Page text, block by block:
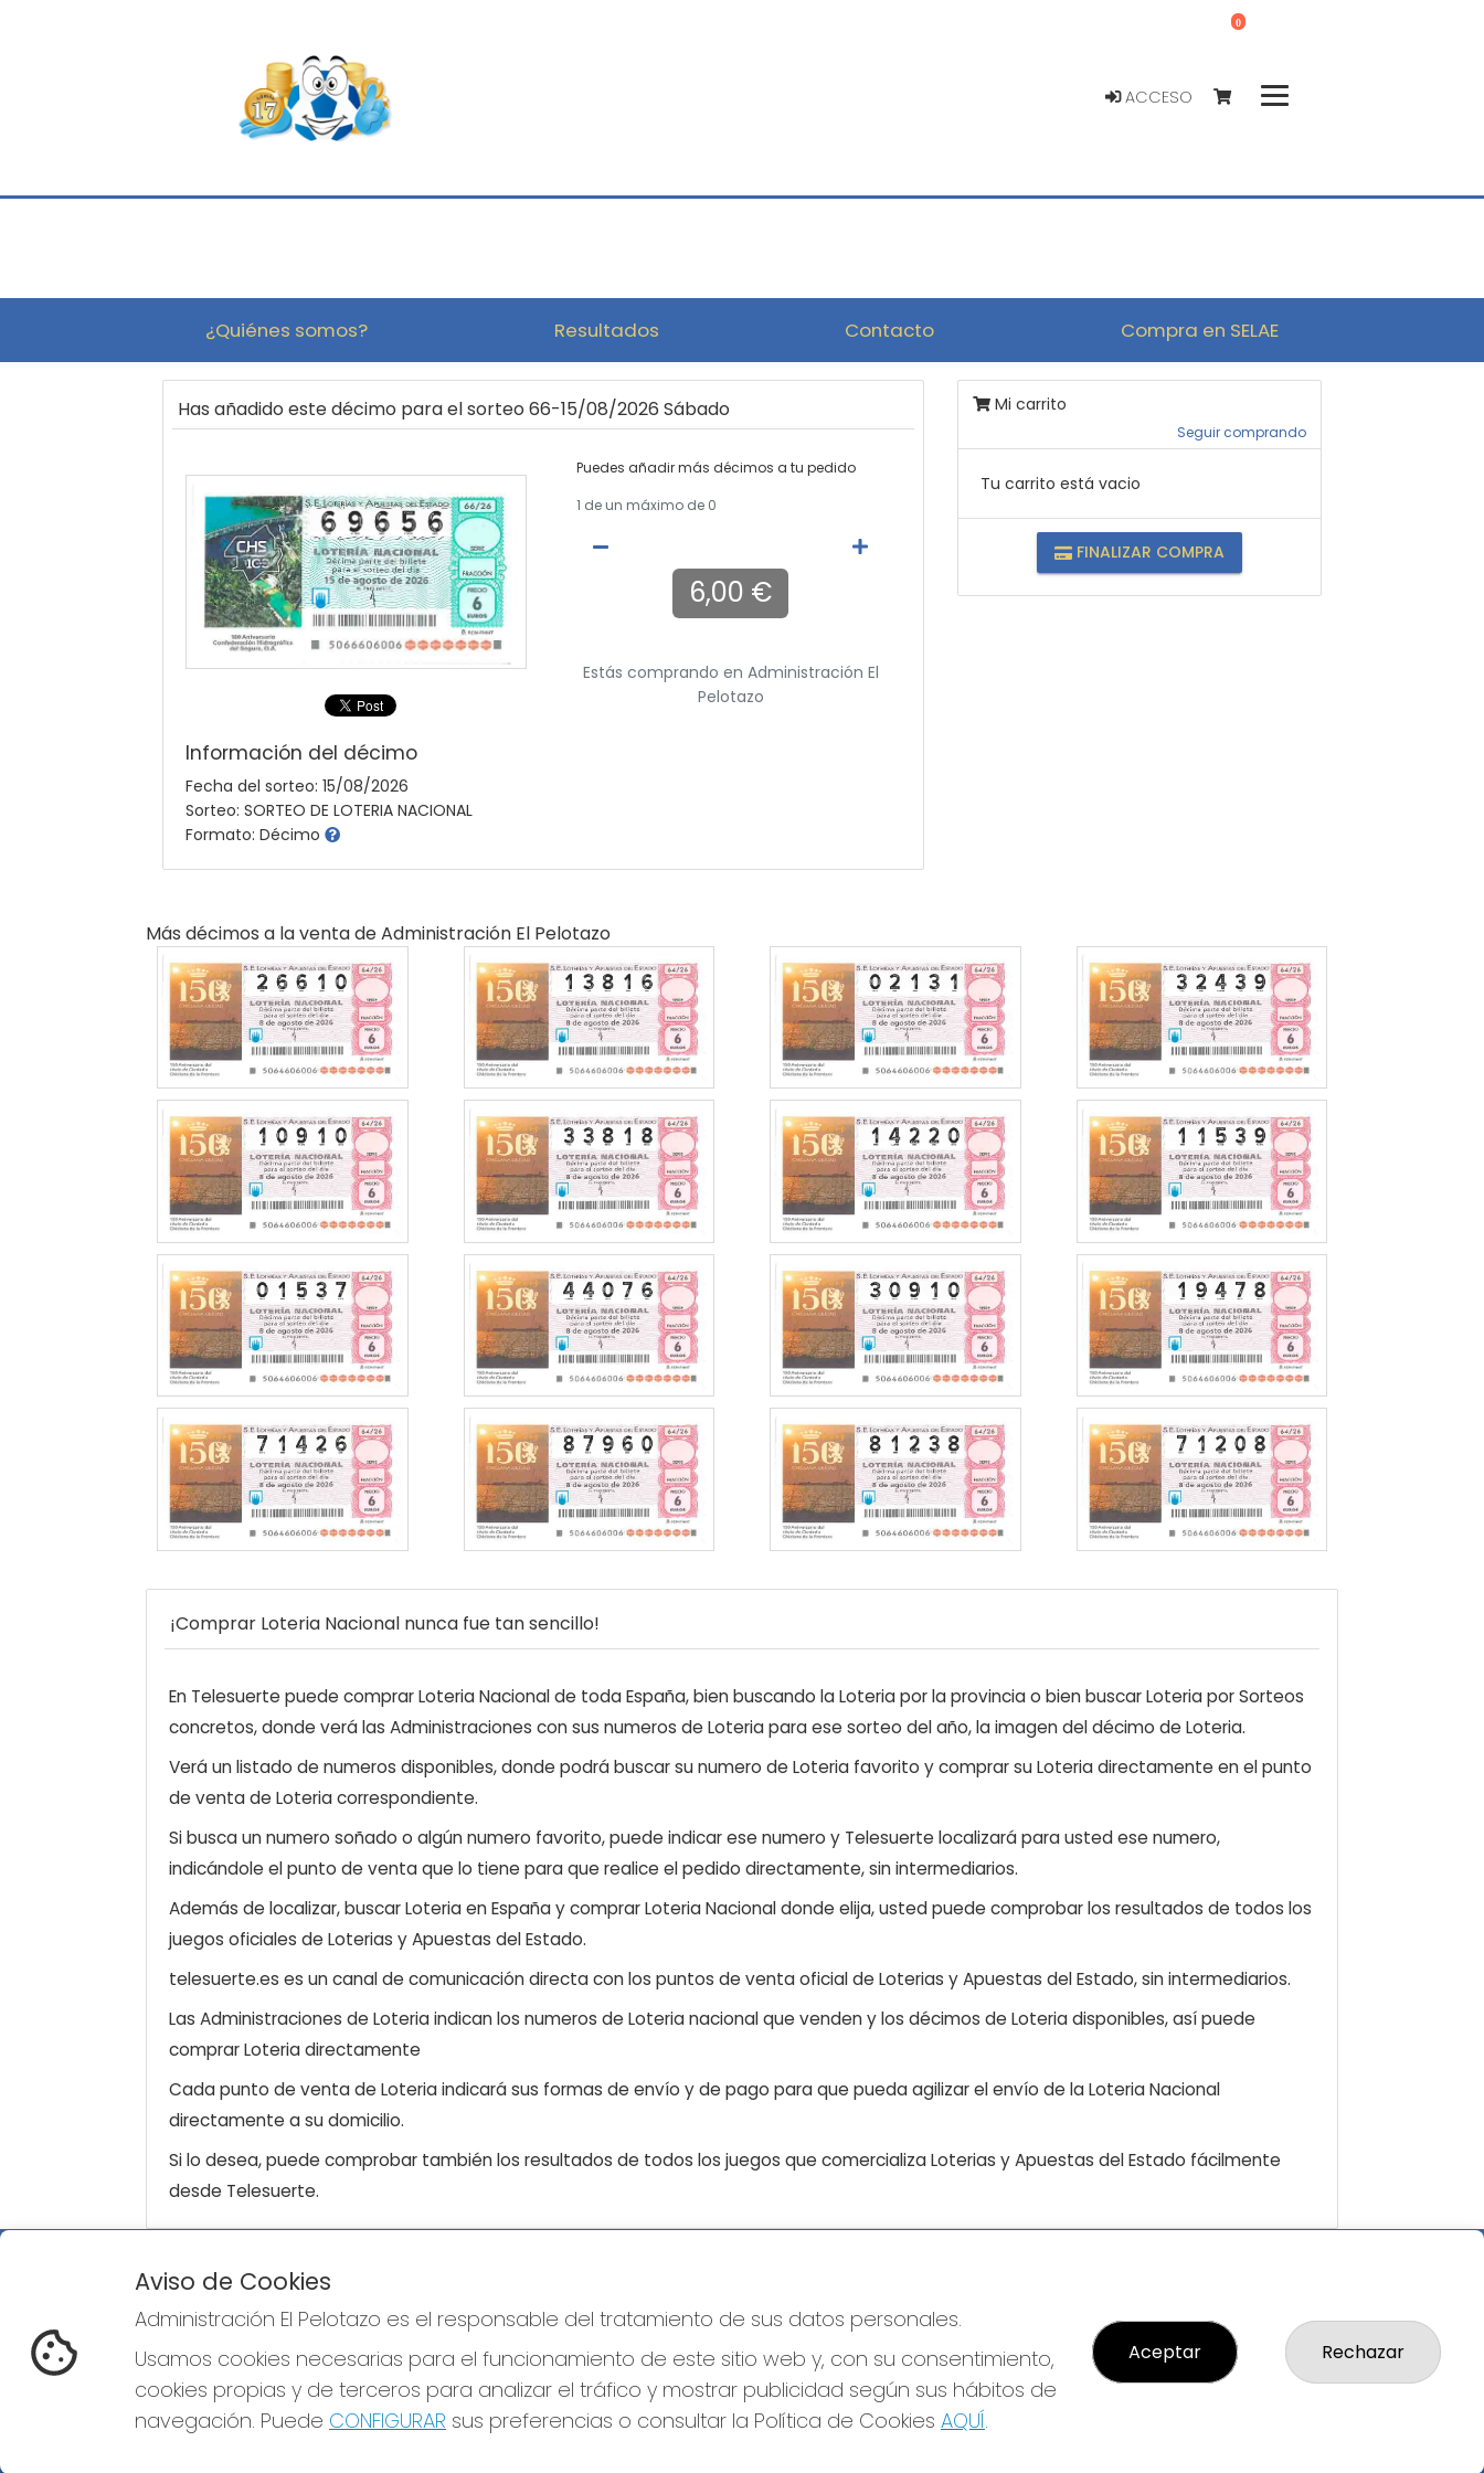
ACCESO
0
¿Quiénes somos? Resultados Contacto Compra en SELAE
Has añadido este décimo para el sorteo 66-15/08/2026 Sábado
Información del décimo
Fecha del sorteo: 15/08/2026
Sorteo: SORTEO DE LOTERIA NACIONAL
Formato: Décimo
Puedes añadir más décimos a tu pedido
1 de un máximo de 0
6,00 €
Estás comprando en Administración El
Pelotazo
Mi carrito
Seguir comprando
Tu carrito está vacio
FINALIZAR COMPRA
Más décimos a la venta deAdministración El Pelotazo
¡Comprar Loteria Nacional nunca fue tan sencillo!
En Telesuerte puede comprar Loteria Nacional de toda España, bien buscando la Loteria por la provincia o bien buscar Loteria por Sorteos
concretos, donde verá las Administraciones con sus numeros de Loteria para ese sorteo del año, la imagen del décimo de Loteria.
Verá un listado de numeros disponibles, donde podrá buscar su numero de Loteria favorito y comprar su Loteria directamente en el punto
de venta de Loteria correspondiente.
Si busca un numero soñado o algún numero favorito, puede indicar ese numero y Telesuerte localizará para usted ese numero,
indicándole el punto de venta que lo tiene para que realice el pedido directamente, sin intermediarios.
Además de localizar, buscar Loteria en España y comprar Loteria Nacional donde elija, usted puede comprobar los resultados de todos los
juegos oficiales de Loterias y Apuestas del Estado.
telesuerte.es es un canal de comunicación directa con los puntos de venta oficial de Loterias y Apuestas del Estado, sin intermediarios.
Las Administraciones de Loteria indican los numeros de Loteria nacional que venden y los décimos de Loteria disponibles, así puede
comprar Loteria directamente
Cada punto de venta de Loteria indicará sus formas de envío y de pago para que pueda agilizar el envío de la Loteria Nacional
directamente a su domicilio.
Si lo desea, puede comprobar también los resultados de todos los juegos que comercializa Loterias y Apuestas del Estado fácilmente
desde Telesuerte.
ADMINISTRACIÓN EL PELOTAZO
¿Quiénes somos?
Resultados
Contacto
Compra en SELAE
ADMINISTRACION DE LOTERIAS: 17-CADIZ -
956073495
Clica aquí para contactar por WhatsApp
640517524
info@administracionelpelotazo.es
Política de Privacidad
Política de Cookies
Condiciones de Compra
Tienda de Lotería Nacional
Aviso de Cookies
Administración El Pelotazo es el responsable del tratamiento de sus datos personales.
Usamos cookies necesarias para el funcionamiento de este sitio web y, con su consentimiento,
cookies propias y de terceros para analizar el tráfico y mostrar publicidad según sus hábitos de
navegación. Puede CONFIGURAR sus preferencias o consultar la Política de Cookies AQUÍ.
Aceptar Rechazar